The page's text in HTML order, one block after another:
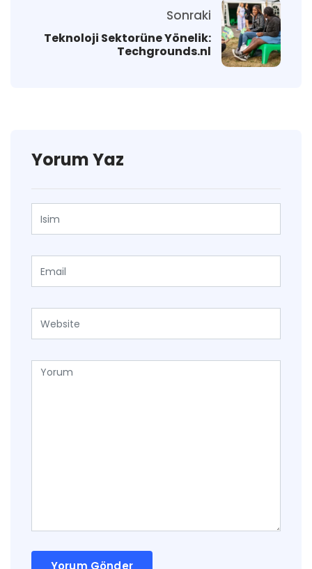
Sonraki
Teknoloji Sektorüne Yönelik:
Techgrounds.nl
Yorum Yaz